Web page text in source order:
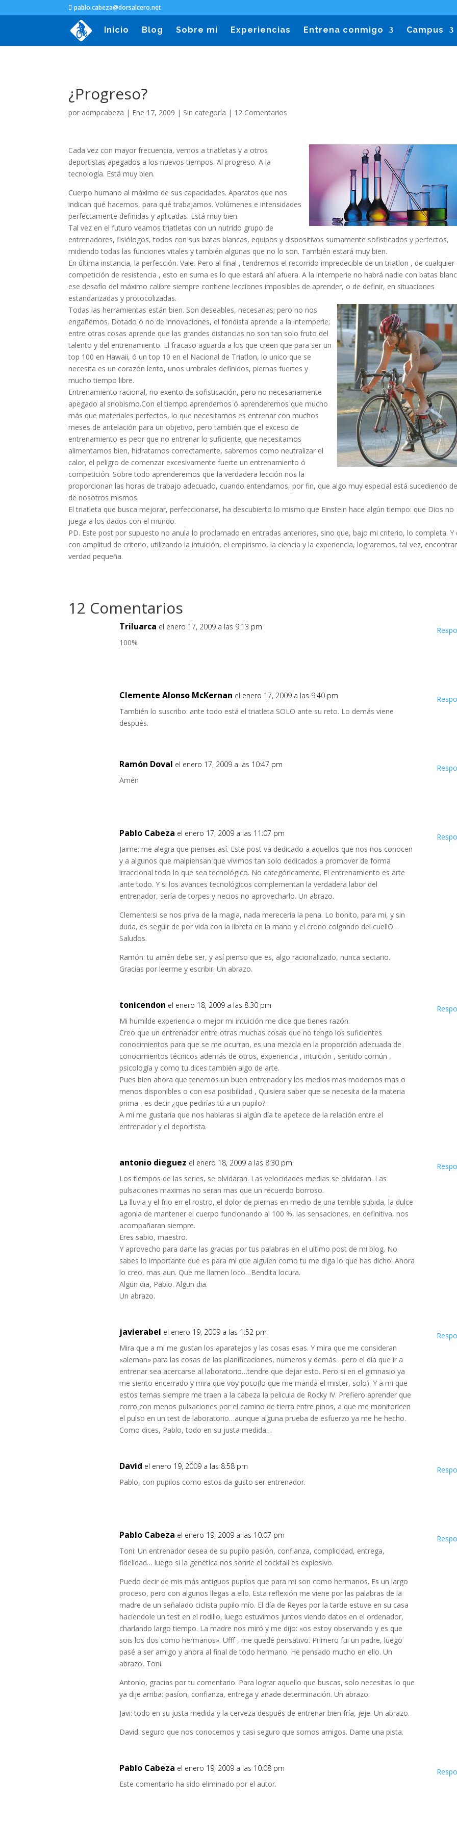
pablo.cabeza@dorsalcero.net
Inicio Blog Sobre mi Experiencias Entrena conmigo Campus
¿Progreso?
por admpcabeza | Ene 17, 2009 | Sin categoría | 12 Comentarios
Cada vez con mayor frecuencia, vemos a triatletas y a otros
deportistas apegados a los nuevos tiempos. Al progreso. A la
tecnología. Está muy bien.
Cuerpo humano al máximo de sus capacidades. Aparatos que nos
indican qué hacemos, para qué trabajamos. Volúmenes e intensidades
perfectamente definidas y aplicadas. Está muy bien.
Tal vez en el futuro veamos triatletas con un nutrido grupo de
entrenadores, fisiólogos, todos con sus batas blancas, equipos y dispositivos sumamente sofisticados y perfectos,
midiendo todas las funciones vitales y también algunas que no lo son. También estará muy bien.
En última instancia, la perfección. Vale. Pero al final , tendremos el recorrido impredecible de un triatlon , de cualquier
competición de resistencia , esto en suma es lo que estará ahí afuera. A la intemperie no habrá nadie con batas
ese desafío del máximo calibre siempre contiene lecciones imposibles de aprender, o de definir, en situaciones
estandarizadas y protocolizadas.
Todas las herramientas están bien. Son deseables, necesarias; pero no nos
engañemos. Dotado ó no de innovaciones, el fondista aprende a la intemperie;
entre otras cosas aprende que las grandes distancias no son tan solo fruto del
talento y del entrenamiento. El fracaso aguarda a los que creen que para ser un
top 100 en Hawaii, ó un top 10 en el Nacional de Triatlon, lo unico que se
necesita es un corazón lento, unos umbrales definidos, piernas fuertes y
mucho tiempo libre.
Entrenamiento racional, no exento de sofisticación, pero no necesariamente
apegado al snobismo.Con el tiempo aprendemos ó aprenderemos que mucho
más que materiales perfectos, lo que necesitamos es entrenar con muchos
meses de antelación para un objetivo, pero también que el exceso de
entrenamiento es peor que no entrenar lo suficiente; que necesitamos
alimentarnos bien, hidratarnos correctamente, sabremos como neutralizar el
calor, el peligro de comenzar excesivamente fuerte un entrenamiento ó
competición. Sobre todo aprenderemos que la verdadera lección nos la
proporcionan las horas de trabajo adecuado, cuando entendamos, por fin, que algo muy especial está sucediendo
de nosotros mismos.
El triatleta que busca mejorar, perfeccionarse, ha descubierto lo mismo que Einstein hace algún tiempo: que Dios no
juega a los dados con el mundo.
PD. Este post por supuesto no anula lo proclamado en entradas anteriores, sino que, bajo mi criterio, lo completa. Y
con amplitud de criterio, utilizando la intuición, el empirismo, la ciencia y la experiencia, lograremos, tal vez,
verdad pequeña.
12 Comentarios
Triluarca el enero 17, 2009 a las 9:13 pm
100%
Clemente Alonso McKernan el enero 17, 2009 a las 9:40 pm
También lo suscribo: ante todo está el triatleta SOLO ante su reto. Lo demás viene
después.
Ramón Doval el enero 17, 2009 a las 10:47 pm
Amén
Pablo Cabeza el enero 17, 2009 a las 11:07 pm
Jaime: me alegra que pienses así. Este post va dedicado a aquellos que nos nos conocen
y a algunos que malpiensan que vivimos tan solo dedicados a promover de forma
irraccional todo lo que sea tecnológico. No categóricamente. El entrenamiento es arte
ante todo. Y si los avances tecnológicos complementan la verdadera labor del
entrenador, sería de torpes y necios no aprovecharlo. Un abrazo.
Clemente:si se nos priva de la magia, nada merecería la pena. Lo bonito, para mi, y sin
duda, es seguir de por vida con la libreta en la mano y el crono colgando del cuellO…
Saludos.
Ramón: tu amén debe ser, y así pienso que es, algo racionalizado, nunca sectario.
Gracias por leerme y escribir. Un abrazo.
tonicendon el enero 18, 2009 a las 8:30 pm
Mi humilde experiencia o mejor mi intuición me dice que tienes razón.
Creo que un entrenador entre otras muchas cosas que no tengo los suficientes
conocimientos para que se me ocurran, es una mezcla en la proporción adecuada de
conocimientos técnicos además de otros, experiencia , intuición , sentido común ,
psicología y como tu dices también algo de arte.
Pues bien ahora que tenemos un buen entrenador y los medios mas modernos mas o
menos disponibles o con esa posibilidad , Quisiera saber que se necesita de la materia
prima , es decir ¿que pedirías tú a un pupilo?.
A mi me gustaría que nos hablaras si algún día te apetece de la relación entre el
entrenador y el deportista.
antonio dieguez el enero 18, 2009 a las 8:30 pm
Los tiempos de las series, se olvidaran. Las velocidades medias se olvidaran. Las
pulsaciones maximas no seran mas que un recuerdo borroso.
La lluvia y el frio en el rostro, el dolor de piernas en medio de una terrible subida, la dulce
agonia de mantener el cuerpo funcionando al 100 %, las sensaciones, en definitiva, nos
acompañaran siempre.
Eres sabio, maestro.
Y aprovecho para darte las gracias por tus palabras en el ultimo post de mi blog. No
sabes lo importante que es para mi que alguien como tu me diga lo que has dicho. Ahora
lo creo, mas aun. Que me llamen loco…Bendita locura.
Algun dia, Pablo. Algun dia.
Un abrazo.
javierabel el enero 19, 2009 a las 1:52 pm
Mira que a mi me gustan los aparatejos y las cosas esas. Y mira que me consideran
«aleman» para las cosas de las planificaciones, numeros y demás…pero el dia que ir a
entrenar sea acercarse al laboratorio…tendre que dejar esto. Pero si en el gimnasio ya
me siento encerrado y mira que voy poco(lo que me manda el mister, solo). Y a mi que
estos temas siempre me traen a la cabeza la pelicula de Rocky IV. Prefiero aprender que
corro con menos pulsaciones por el camino de tierra entre pinos, a que me monitoricen
el pulso en un test de laboratorio…aunque alguna prueba de esfuerzo ya me he hecho.
Como dices, Pablo, todo en su justa medida…
David el enero 19, 2009 a las 8:58 pm
Pablo, con pupilos como estos da gusto ser entrenador.
Pablo Cabeza el enero 19, 2009 a las 10:07 pm
Toni: Un entrenador desea de su pupilo pasión, confianza, complicidad, entrega,
fidelidad… luego si la genética nos sonríe el cocktail es explosivo.
Puedo decir de mis más antiguos pupilos que para mi son como hermanos. Es un largo
proceso, pero con algunos llegas a ello. Esta reflexión me viene por las palabras de la
madre de un señalado ciclista pupilo mío. El día de Reyes por la tarde estuve en su casa
haciendole un test en el rodillo, luego estuvimos juntos viendo datos en el ordenador,
charlando largo tiempo. La madre nos miró y me dijo: «os estoy observando y es que
sois los dos como hermanos». Ufff , me quedé pensativo. Primero fui un padre, luego
pasé a ser amigo y ahora al final de todo hermano. He pensado mucho en ello. Un
abrazo, Toni.
Antonio, gracias por tu comentario. Para lograr aquello que buscas, solo necesitas lo que
ya dije arriba: pasíon, confianza, entrega y añade determinación. Un abrazo.
Javi: todo en su justa medida y la cerveza después de entrenar bien fría, jeje. Un abrazo.
David: seguro que nos conocemos y casi seguro que somos amigos. Dame una pista.
Pablo Cabeza el enero 19, 2009 a las 10:08 pm
Este comentario ha sido eliminado por el autor.